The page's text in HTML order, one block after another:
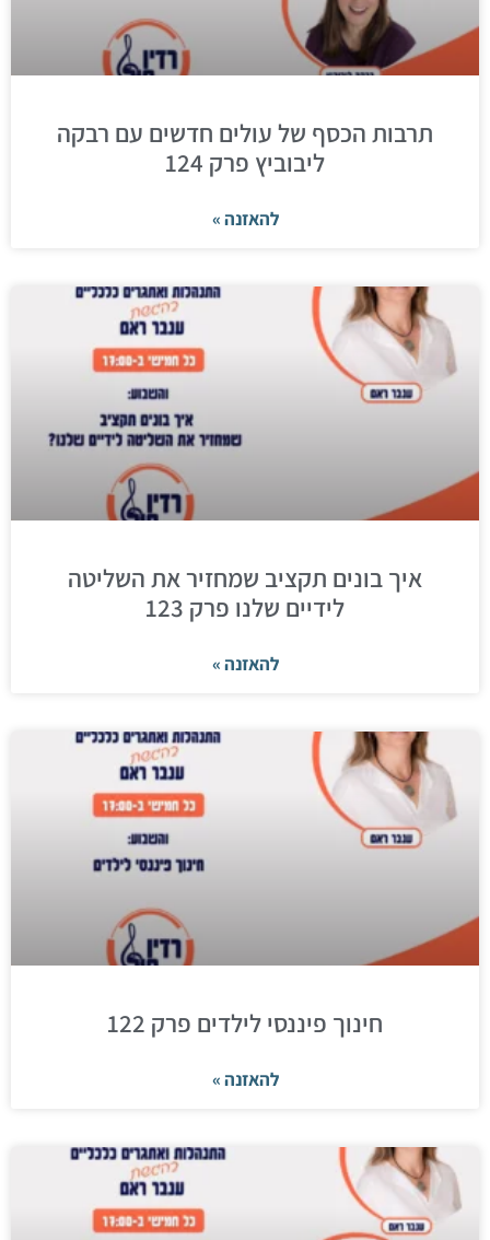
תרבות הכסף של עולים חדשים עם רבקה
ליבוביץ פרק 124
להאזנה »
איך בונים תקציב שמחזיר את השליטה
לידיים שלנו פרק 123
להאזנה »
חינוך פיננסי לילדים פרק 122
להאזנה »